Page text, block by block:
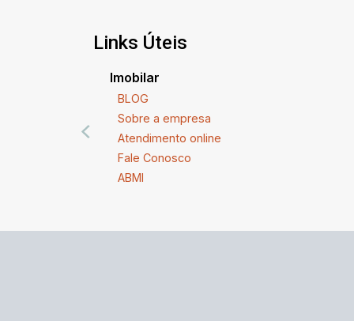
um só endereço!
Links Úteis
Imobilar
BLOG
Sobre a empresa
Atendimento online
Fale Conosco
ABMI